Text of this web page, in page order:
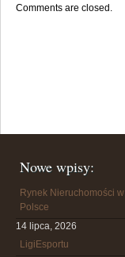
Comments are closed.
Nowe wpisy:
Rynek Nieruchomości w
Polsce
14 lipca, 2026
LigiEsportu